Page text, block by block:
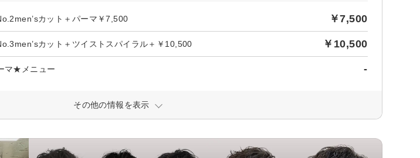
カット＋パーマ￥7,500 ￥7,500
カット＋ツイストスパイラル＋￥10,500 ￥10,500
マ★メニュー -
その他の情報を表示